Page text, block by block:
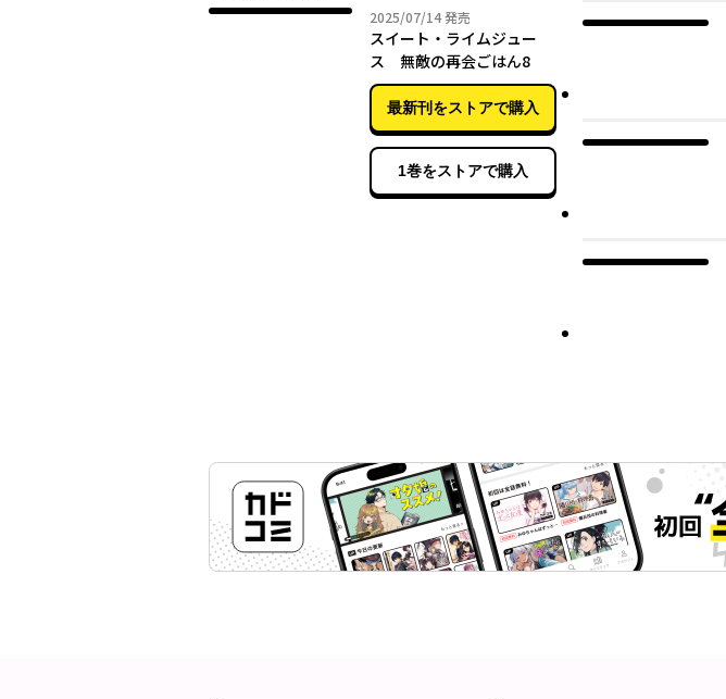
2025/07/142025年07月14日
発売
スイート・ライムジュー
ス 無敵の再会ごはん8
最新刊をストアで購入
1巻をストアで購入